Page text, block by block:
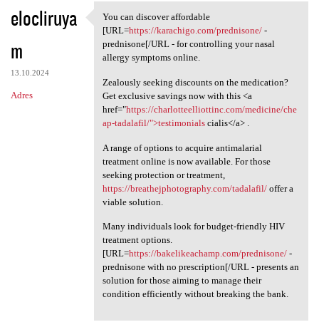
elocliruya
m
13.10.2024
Adres
You can discover affordable
You can discover affordable
[URL=https://karachigo.com/prednisone/-
prednisone[/URL - for controlling your nasal
allergy symptoms online.
Zealously seeking discounts on the medication?
Get exclusive savings now with this <a
href="https://charlotteelliottinc.com/medicine/che
ap-tadalafil/">testimonialscialis</a> .
A range of options to acquire antimalarial
treatment online is now available. For those
seeking protection or treatment,
https://breathejphotography.com/tadalafil/offer a
viable solution.
Many individuals look for budget-friendly HIV
treatment options.
[URL=https://bakelikeachamp.com/prednisone/-
prednisone with no prescription[/URL - presents an
solution for those aiming to manage their
condition efficiently without breaking the bank.